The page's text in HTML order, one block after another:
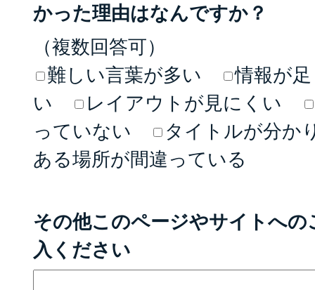
かった理由はなんですか？
（複数回答可）
難しい言葉が多い
情報が
い
レイアウトが見にくい
っていない
タイトルが分か
ある場所が間違っている
その他このページやサイトへ
入ください